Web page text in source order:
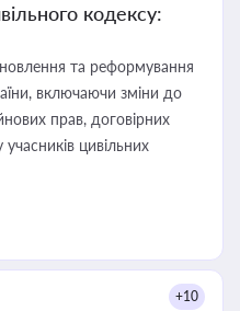
кодексу:
та реформування
включаючи зміни до
прав, договірних
цивільних
+10